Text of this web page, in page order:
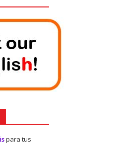
para tus